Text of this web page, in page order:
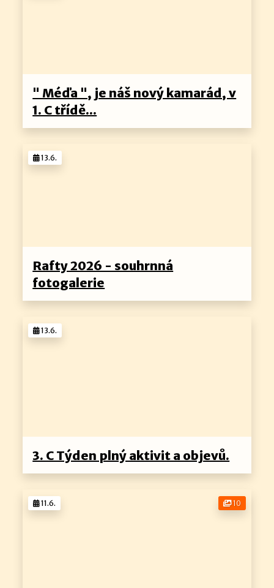
" Méďa ", je náš nový kamarád, v
1. C třídě...
Rafty 2026 - souhrnná
fotogalerie
13.6.
3. C Týden plný aktivit a objevů.
13.6.
10
11.6.